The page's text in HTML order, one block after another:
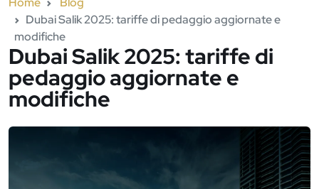
Dubai Salik 2025: tariffe di pedaggio aggiornate e
modifiche
Dubai Salik 2025: tariffe di
pedaggio aggiornate e
modifiche